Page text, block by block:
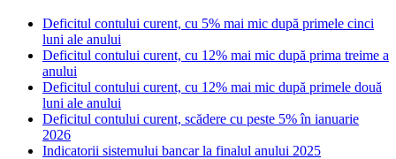
Deficitul contului curent, cu 5% mai mic după primele cinci
luni ale anului
Deficitul contului curent, cu 12% mai mic după prima treime a
anului
Deficitul contului curent, cu 12% mai mic după primele două
luni ale anului
Deficitul contului curent, scădere cu peste 5% în ianuarie
2026
Indicatorii sistemului bancar la finalul anului 2025